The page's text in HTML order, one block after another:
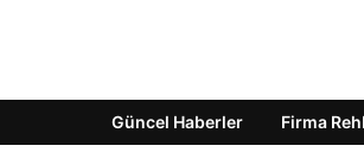
Güncel Haberler Firma